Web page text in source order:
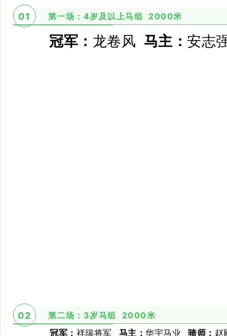
01 第一场：4岁及以上马组 2000米
冠军： 龙卷风 马主： 安志
02 第二场：3岁马组 2000米
冠军： 祥瑞将军 马主：华宇马业 骑师： 赵